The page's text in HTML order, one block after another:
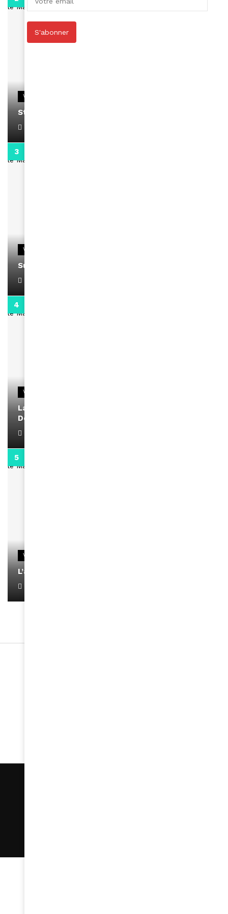
VIDEOS
Stacy passe un message
VIDEOS
Support Black Business Wee-kend
VIDEOS
La rubrique santé speciale coronavirus du
Docteur Makanda
VIDEOS
L’artiste Yoan s’exprime
S'abonner